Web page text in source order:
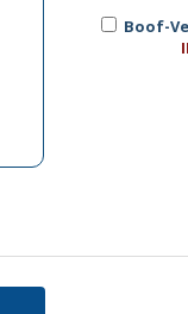
Boof-